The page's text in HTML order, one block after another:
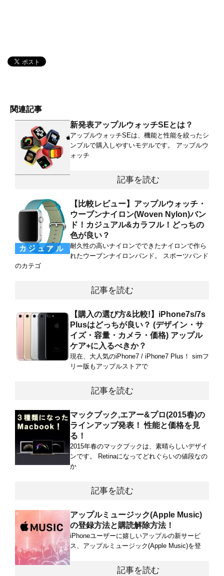
関連記事
新発表アップルウォッチSEとは？
アップルウォッチSEは、機能と性能を絞ったシ
ンプルで購入しやすいモデルです。 アップルウ
ォッチ
記事を読む
【比較レビュー】アップルウォッチ・
ウーブンナイロン(Woven Nylon)バン
ド！カジュアル&カラフル！どっちの
色が良い？
耐久性の高いナイロンでできたナイロンで作ら
れたウーブンナイロンバンド。 スポーツバンド
のカテゴ
記事を読む
【購入の選び方&比較!】iPhone7s/7s
Plusはどっちが良い？ (デザイン・サ
イズ・容量・カメラ・価格) アップル
ケア+に入るべきか？
現在、大人気のiPhone7 / iPhone7 Plus！ simフ
リー版もアップルストアで
記事を読む
マックブック,エアー&プロ(2015春)の
ラインアップ発表！ 性能と価格を見
る！
2015年春のマックブックは、素晴らしいデザイ
ンです。 Retinaになってどれぐらいの値段なの
か
記事を読む
アップルミュージック(Apple Music)
の登録方法と購読解除方法！
iPhoneユーザーに嬉しいアップルの新サービ
ス、アップルミュージック(Apple Music)を登
記事を読む